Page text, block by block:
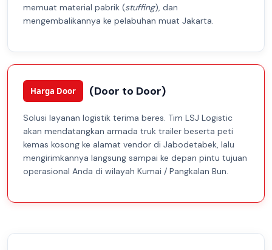
memuat material pabrik (stuffing), dan
mengembalikannya ke pelabuhan muat Jakarta.
Harga Door (Door to Door)
Solusi layanan logistik terima beres. Tim LSJ Logistic
akan mendatangkan armada truk trailer beserta peti
kemas kosong ke alamat vendor di Jabodetabek, lalu
mengirimkannya langsung sampai ke depan pintu tujuan
operasional Anda di wilayah Kumai / Pangkalan Bun.